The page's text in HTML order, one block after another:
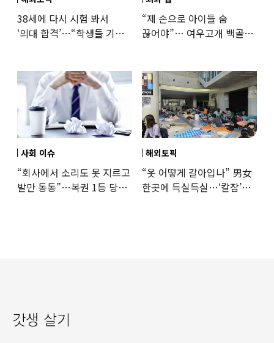
38세에 다시 시험 봐서
‘의대 합격’…“학생들 기회
“제 손으로 아이들 숨
끊어야”… 여우고개 백골
사회 이슈
“회사에서 소리도 못 지르고
발만 동동”…복권 1등 당첨
해외토픽
“옷 어떻게 갈아입나” 男女
한곳에 득실득실…‘칼잠’
갓생 살기